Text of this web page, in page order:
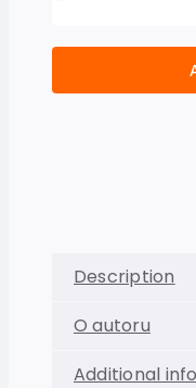
Description
O autoru
Additional